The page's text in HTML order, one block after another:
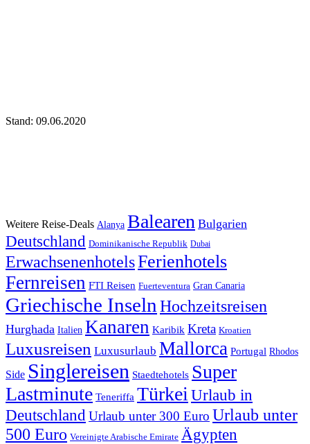
Stand: 09.06.2020
Weitere Reise-Deals Alanya Balearen Bulgarien
Deutschland Dominikanische Republik Dubai
ErwachsenenhotelsFerienhotels
Fernreisen FTI Reisen Fuerteventura Gran Canaria
Griechische Inseln Hochzeitsreisen
Hurghada Italien Kanaren Karibik Kreta Kroatien
Luxusreisen Luxusurlaub Mallorca Portugal Rhodos
Side Singlereisen Staedtehotels Super
Lastminute Teneriffa Türkei Urlaub in
Deutschland Urlaub unter 300 Euro Urlaub unter
500 Euro Vereinigte Arabische Emirate Ägypten